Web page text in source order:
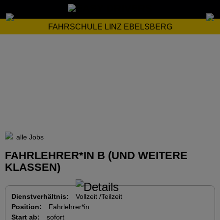
FAHRSCHULE LINZ EBELSBERG
alle Jobs
FAHRLEHRER*IN B (UND WEITERE
KLASSEN)
Dienstverhältnis:
Vollzeit /Teilzeit
Position:
Fahrlehrer*in
Start ab:
sofort